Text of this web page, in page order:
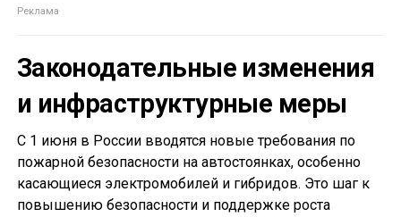
Законодательные изменения
и инфраструктурные меры
С 1 июня в России вводятся новые требования по
пожарной безопасности на автостоянках, особенно
касающиеся электромобилей и гибридов. Это шаг к
повышению безопасности и поддержке роста